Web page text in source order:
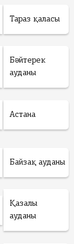
Тараз қаласы
Бәйтерек
ауданы
Астана
Байзақ ауданы
Қазалы
ауданы